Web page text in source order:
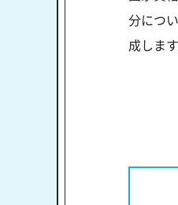
分につ
成します